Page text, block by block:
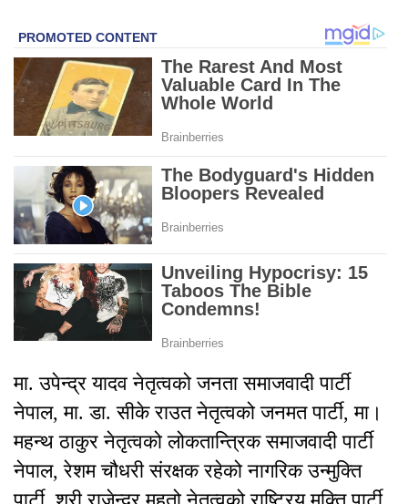
मा. उपेन्द्र यादव नेतृत्वको जनता समाजवादी पार्टी
नेपाल, मा. डा. सीके राउत नेतृत्वको जनमत पार्टी, मा।
महन्थ ठाकुर नेतृत्वको लोकतान्त्रिक समाजवादी पार्टी
नेपाल, रेशम चौधरी संरक्षक रहेको नागरिक उन्मुक्ति